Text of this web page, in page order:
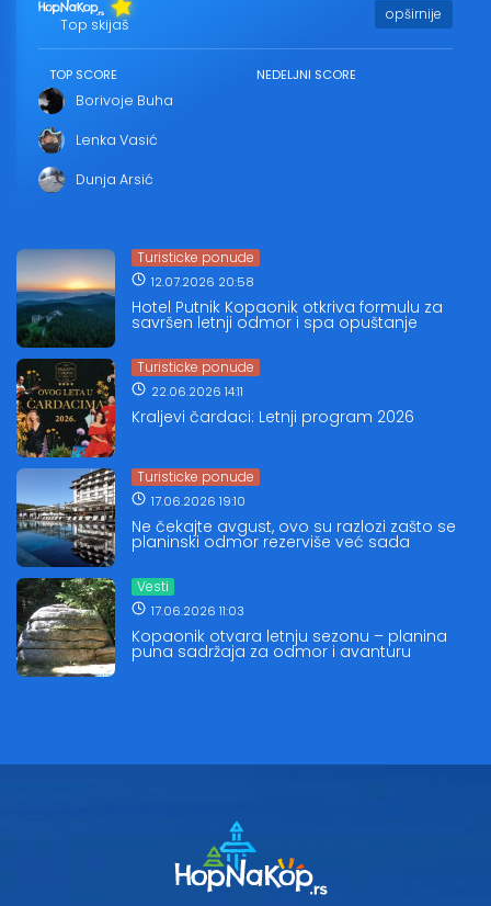
Top skijaš
opširnije
TOP SCORE
Borivoje Buha
Lenka Vasić
Dunja Arsić
NEDELJNI SCORE
Turisticke ponude
12.07.2026 20:58
Hotel Putnik Kopaonik otkriva formulu za
savršen letnji odmor i spa opuštanje
Turisticke ponude
22.06.2026 14:11
Kraljevi čardaci: Letnji program 2026
Turisticke ponude
17.06.2026 19:10
Ne čekajte avgust, ovo su razlozi zašto se
planinski odmor rezerviše već sada
Vesti
17.06.2026 11:03
Kopaonik otvara letnju sezonu – planina
puna sadržaja za odmor i avanturu